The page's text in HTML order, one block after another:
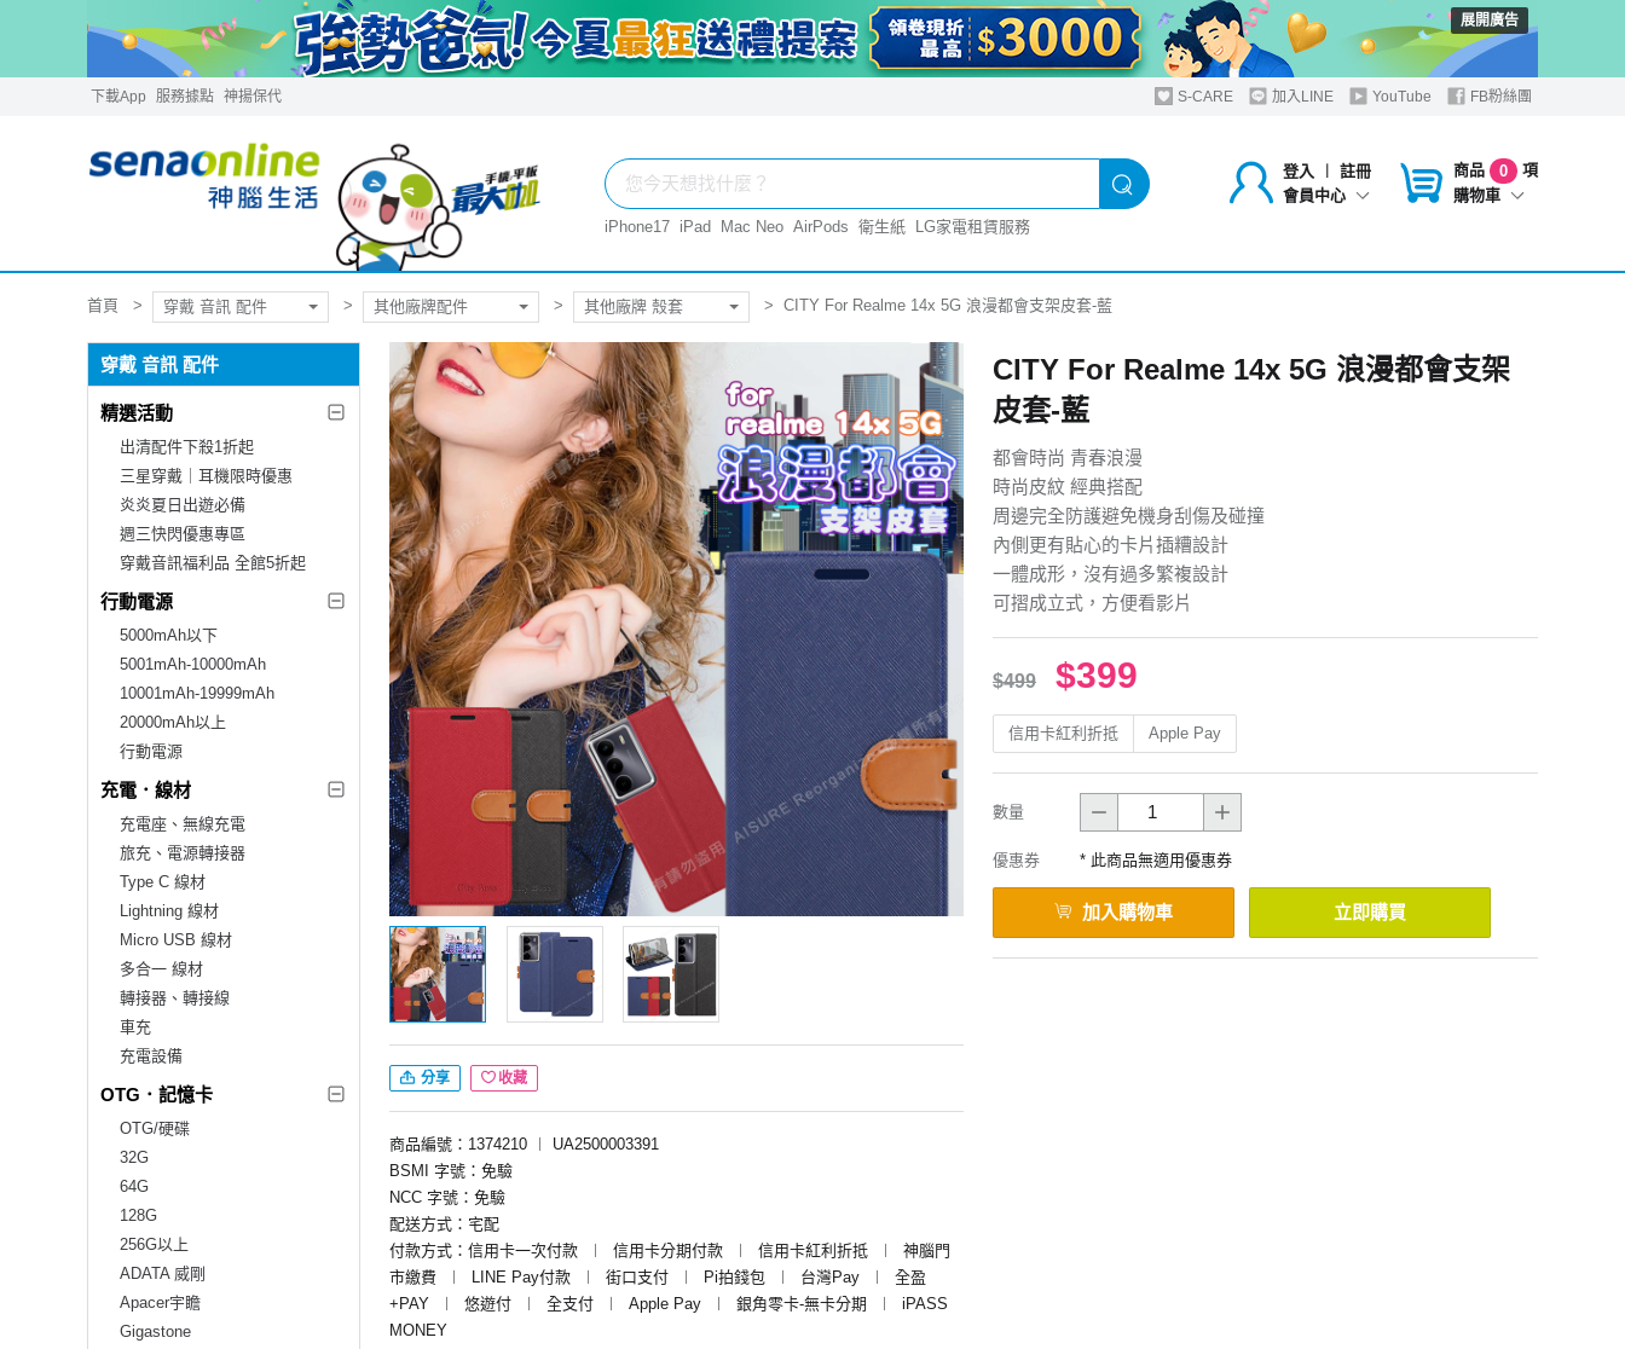
展開廣告
下載App 服務據點 神揚保代 S-CARE 加入LINE YouTube FB粉絲團
登入 ︱
註冊
會員中心
商品 0
項
購物車
iPhone17 iPad Mac Neo AirPods 衛生紙 LG家電租賃服務
首頁 穿戴 音訊 配件 其他廠牌配件 其他廠牌 殼套 CITY For Realme 14x 5G 浪漫都會支架皮套-藍
穿戴 音訊 配件
精選活動
出清配件下殺1折起
三星穿戴｜耳機限時優惠
炎炎夏日出遊必備
週三快閃優惠專區
穿戴音訊福利品 全館5折起
行動電源
5000mAh以下
5001mAh-10000mAh
10001mAh-19999mAh
20000mAh以上
行動電源
充電．線材
充電座、無線充電
旅充、電源轉接器
Type C 線材
Lightning 線材
Micro USB 線材
多合一 線材
轉接器、轉接線
車充
充電設備
OTG．記憶卡
OTG/硬碟
32G
64G
128G
256G以上
ADATA 威剛
Apacer宇瞻
Gigastone
分享 收藏
商品編號：1374210 ︱
UA2500003391
BSMI 字號：免驗
NCC 字號：免驗
配送方式：宅配
付款方式：信用卡一次付款
︱ 信用卡分期付款 ︱ 信用卡紅利折抵 ︱
神腦門
市繳費
︱ LINE Pay付款 ︱ 街口支付 ︱ Pi拍錢包 ︱ 台灣Pay ︱
全盈
+PAY
︱ 悠遊付 ︱ 全支付 ︱ Apple Pay ︱ 銀角零卡-無卡分期 ︱
iPASS
MONEY
CITY For Realme 14x 5G 浪漫都會支架
皮套-藍
都會時尚 青春浪漫
時尚皮紋 經典搭配
周邊完全防護避免機身刮傷及碰撞
內側更有貼心的卡片插糟設計
一體成形，沒有過多繁複設計
可摺成立式，方便看影片
$499 $399
信用卡紅利折抵 Apple Pay
數量
優惠券 * 此商品無適用優惠券
加入購物車 立即購買